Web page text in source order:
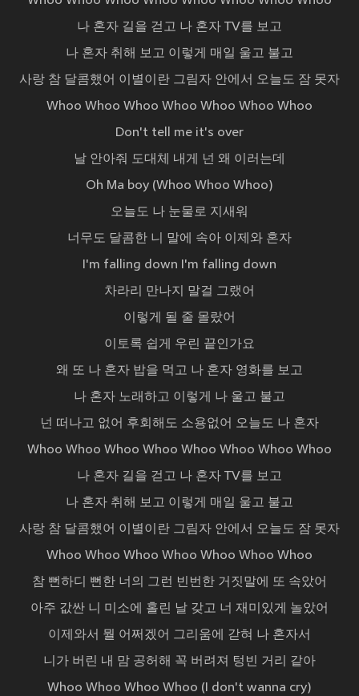
나 혼자 길을 걷고 나 혼자 TV를 보고
나 혼자 취해 보고 이렇게 매일 울고 불고
사랑 참 달콤했어 이별이란 그림자 안에서 오늘도 잠 못자
Whoo Whoo Whoo Whoo Whoo Whoo Whoo
Don't tell me it's over
날 안아줘 도대체 내게 넌 왜 이러는데
Oh Ma boy (Whoo Whoo Whoo)
오늘도 나 눈물로 지새워
너무도 달콤한 니 말에 속아 이제와 혼자
I'm falling down I'm falling down
차라리 만나지 말걸 그랬어
이렇게 될 줄 몰랐어
이토록 쉽게 우린 끝인가요
왜 또 나 혼자 밥을 먹고 나 혼자 영화를 보고
나 혼자 노래하고 이렇게 나 울고 불고
넌 떠나고 없어 후회해도 소용없어 오늘도 나 혼자
Whoo Whoo Whoo Whoo Whoo Whoo Whoo Whoo
나 혼자 길을 걷고 나 혼자 TV를 보고
나 혼자 취해 보고 이렇게 매일 울고 불고
사랑 참 달콤했어 이별이란 그림자 안에서 오늘도 잠 못자
Whoo Whoo Whoo Whoo Whoo Whoo Whoo
참 뻔하디 뻔한 너의 그런 빈번한 거짓말에 또 속았어
아주 값싼 니 미소에 홀린 날 갖고 너 재미있게 놀았어
이제와서 뭘 어쩌겠어 그리움에 갇혀 나 혼자서
니가 버린 내 맘 공허해 꼭 버려져 텅빈 거리 같아
Whoo Whoo Whoo Whoo (I don't wanna cry)